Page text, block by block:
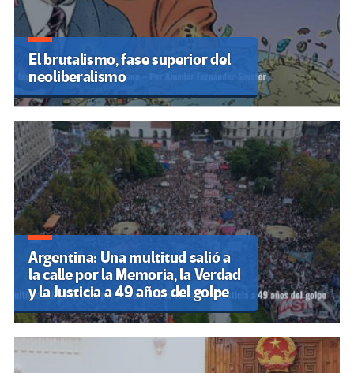
El brutalismo, fase superior del
neoliberalismo
Argentina: Una multitud salió a
la calle por la Memoria, la Verdad
y la Justicia a 49 años del golpe